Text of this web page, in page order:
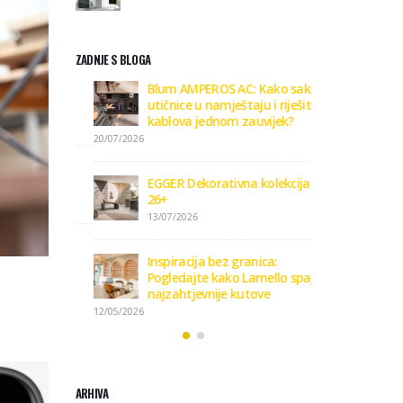
ZADNJE S BLOGA
26+
format
Blum AMPEROS AC: Kako sakriti
utičnice u namještaju i riješiti se
kablova jednom zauvijek?
20/07/2026
EGGER Dekorativna kolekcija
26+
13/07/2026
Inspiracija bez granica:
Pogledajte kako Lamello spaja i
najzahtjevnije kutove
12/05/2026